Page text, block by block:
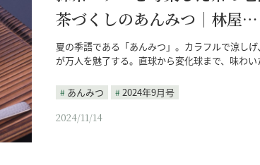
茶づくしのあんみつ｜林屋…
夏の季語である「あんみつ」。カラフルで涼し
が万人を魅了する。直球から変化球まで、味わ
あんみつ
2024年9月号
2024/11/14